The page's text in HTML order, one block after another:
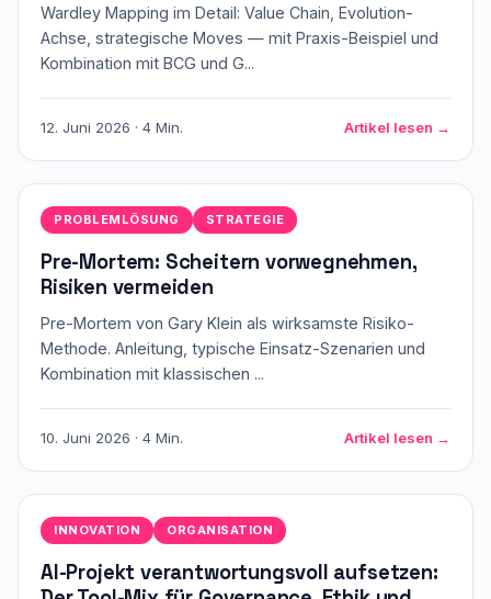
Wardley Mapping im Detail: Value Chain, Evolution-
Achse, strategische Moves — mit Praxis-Beispiel und
Kombination mit BCG und G...
12. Juni 2026 · 4 Min. Artikel lesen →
PROBLEMLÖSUNG STRATEGIE
Pre-Mortem: Scheitern vorwegnehmen,
Risiken vermeiden
Pre-Mortem von Gary Klein als wirksamste Risiko-
Methode. Anleitung, typische Einsatz-Szenarien und
Kombination mit klassischen ...
10. Juni 2026 · 4 Min. Artikel lesen →
INNOVATION ORGANISATION
AI-Projekt verantwortungsvoll aufsetzen: